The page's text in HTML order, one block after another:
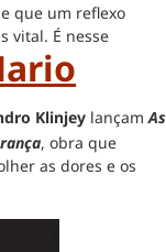
que um reflexo
vital. É nesse
Klinjey lançam As
, obra que
as dores e os